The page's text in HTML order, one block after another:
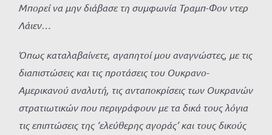
Μπορεί να μην διάβασε τη συμφωνία Τραμπ-Φον ντερ
Λάιεν…
Όπως καταλαβαίνετε, αγαπητοί μου αναγνώστες, με τις
διαπιστώσεις και τις προτάσεις του Ουκρανο-
Αμερικανού αναλυτή, τις ανταποκρίσεις των Ουκρανών
στρατιωτικών που περιγράφουν με τα δικά τους λόγια
τις επιπτώσεις της ‘ελεύθερης αγοράς’ και τους δικούς